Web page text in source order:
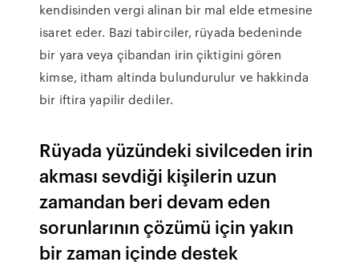
kendisinden vergi alinan bir mal elde etmesine
isaret eder. Bazi tabirciler, rüyada bedeninde
bir yara veya çibandan irin çiktigini gören
kimse, itham altinda bulundurulur ve hakkinda
bir iftira yapilir dediler.
Rüyada yüzündeki sivilceden irin
akması sevdiği kişilerin uzun
zamandan beri devam eden
sorunlarının çözümü için yakın
bir zaman içinde destek